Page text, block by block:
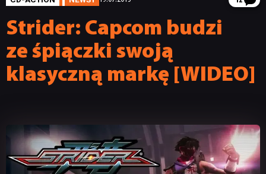
Strider: Capcom budzi
ze śpiączki swoją
klasyczną markę [WIDEO]